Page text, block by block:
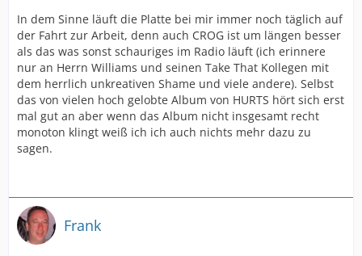
In dem Sinne läuft die Platte bei mir immer noch täglich auf
der Fahrt zur Arbeit, denn auch CROG ist um längen besser
als das was sonst schauriges im Radio läuft (ich erinnere
nur an Herrn Williams und seinen Take That Kollegen mit
dem herrlich unkreativen Shame und viele andere). Selbst
das von vielen hoch gelobte Album von HURTS hört sich erst
mal gut an aber wenn das Album nicht insgesamt recht
monoton klingt weiß ich ich auch nichts mehr dazu zu
sagen.
Frank